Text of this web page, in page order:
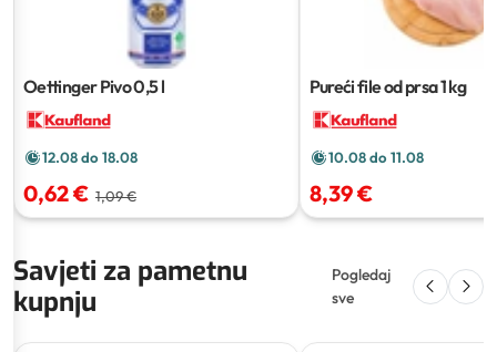
Oettinger Pivo0,5 l
12.08 do 18.08
0,62 € 1,09 €
Pureći file od prsa1 kg
10.08 do 11.08
8,39 €
Savjeti za pametnu
kupnju
Pogledaj
sve